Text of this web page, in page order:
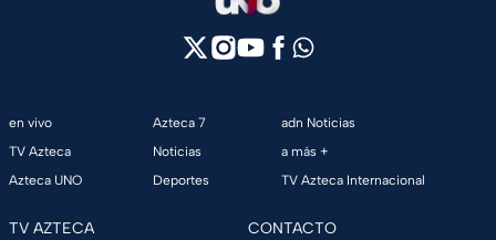
en vivo
TV Azteca
Azteca UNO
Azteca 7
Noticias
Deportes
adn Noticias
a más +
TV Azteca Internacional
TV AZTECA CONTACTO